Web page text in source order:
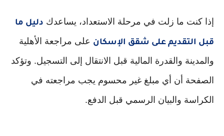
إذا كنت ما زلت في مرحلة الاستعداد، يساعدك دليل ما
قبل التقديم على شقق الإسكان على مراجعة الأهلية
والمدينة والقدرة المالية قبل الانتقال إلى التسجيل. وتؤكد
الصفحة أن أي مبلغ غير محسوم يجب مراجعته في
الكراسة والبيان الرسمي قبل الدفع.